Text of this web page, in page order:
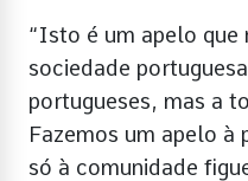
“Isto é um apelo que
sociedade
portugueses, mas a
Fazemos um apelo à
só à comunidade